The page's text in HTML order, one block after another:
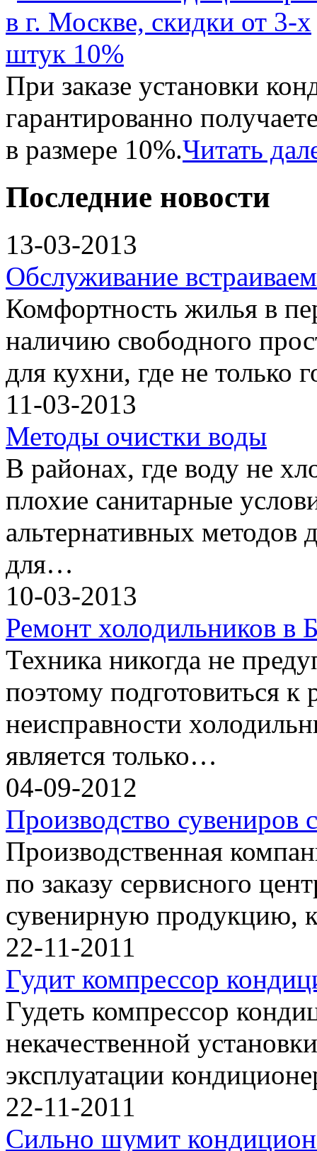
При заказе установки
гарантированно
в размере 10%.Читать
Последние новости
13-03-2013
Обслуживание
Комфортность жилья в
наличию свободного
для кухни, где не только
11-03-2013
Методы очистки воды
В районах, где воду не
плохие санитарные
альтернативных методов
для…
10-03-2013
Ремонт холодильников в
Техника никогда не
поэтому подготовиться
неисправности
является только…
04-09-2012
Производство сувениров
Производственная
по заказу сервисного
сувенирную продукцию,
22-11-2011
Гудит компрессор
Гудеть компрессор
некачественной
эксплуатации
22-11-2011
Сильно шумит